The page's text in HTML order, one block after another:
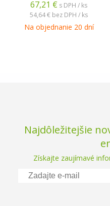
67,21 € s DPH / ks
54,64 € bez DPH / ks
Na objednanie 20 dní
Najdôležitejšie
Získajte zaujímavé